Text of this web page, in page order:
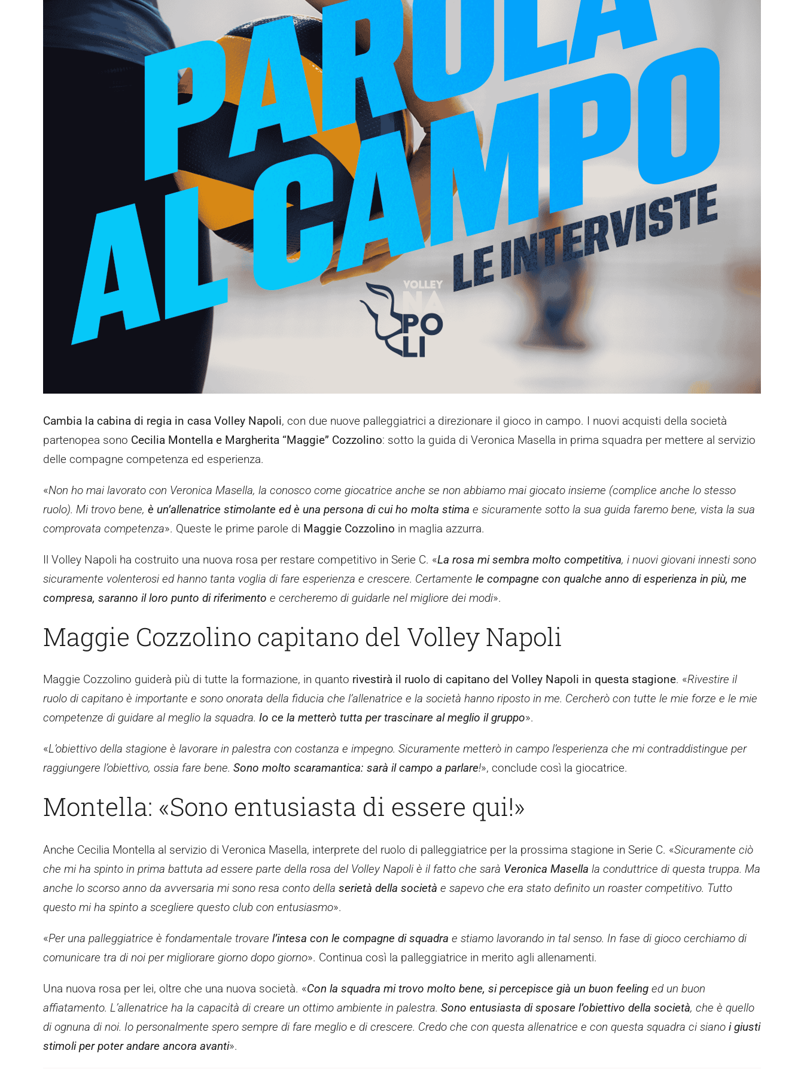
Cambia la cabina di regia in casa Volley Napoli, con due nuove palleggiatrici a direzionare il gioco in campo. I nuovi acquisti della società
partenopea sono Cecilia Montella e Margherita “Maggie” Cozzolino: sotto la guida di Veronica Masella in prima squadra per mettere al servizio
delle compagne competenza ed esperienza.
«Non ho mai lavorato con Veronica Masella, la conosco come giocatrice anche se non abbiamo mai giocato insieme (complice anche lo stesso
ruolo). Mi trovo bene, è un’allenatrice stimolante ed è una persona di cui ho molta stima e sicuramente sotto la sua guida faremo bene, vista la sua
comprovata competenza». Queste le prime parole di Maggie Cozzolino in maglia azzurra.
Il Volley Napoli ha costruito una nuova rosa per restare competitivo in Serie C. «La rosa mi sembra molto competitiva, i nuovi giovani innesti sono
sicuramente volenterosi ed hanno tanta voglia di fare esperienza e crescere. Certamente le compagne con qualche anno di esperienza in più, me
compresa, saranno il loro punto di riferimento e cercheremo di guidarle nel migliore dei modi».
Maggie Cozzolino capitano del Volley Napoli
Maggie Cozzolino guiderà più di tutte la formazione, in quanto rivestirà il ruolo di capitano del Volley Napoli in questa stagione. «Rivestire il
ruolo di capitano è importante e sono onorata della fiducia che l’allenatrice e la società hanno riposto in me. Cercherò con tutte le mie forze e le mie
competenze di guidare al meglio la squadra. Io ce la metterò tutta per trascinare al meglio il gruppo».
«L’obiettivo della stagione è lavorare in palestra con costanza e impegno. Sicuramente metterò in campo l’esperienza che mi contraddistingue per
raggiungere l’obiettivo, ossia fare bene. Sono molto scaramantica: sarà il campo a parlare!», conclude così la giocatrice.
Montella: «Sono entusiasta di essere qui!»
Anche Cecilia Montella al servizio di Veronica Masella, interprete del ruolo di palleggiatrice per la prossima stagione in Serie C. «Sicuramente ciò
che mi ha spinto in prima battuta ad essere parte della rosa del Volley Napoli è il fatto che sarà Veronica Masella la conduttrice di questa truppa. Ma
anche lo scorso anno da avversaria mi sono resa conto della serietà della società e sapevo che era stato definito un roaster competitivo. Tutto
questo mi ha spinto a scegliere questo club con entusiasmo».
«Per una palleggiatrice è fondamentale trovare l’intesa con le compagne di squadra e stiamo lavorando in tal senso. In fase di gioco cerchiamo di
comunicare tra di noi per migliorare giorno dopo giorno». Continua così la palleggiatrice in merito agli allenamenti.
Una nuova rosa per lei, oltre che una nuova società. «Con la squadra mi trovo molto bene, si percepisce già un buon feeling ed un buon
affiatamento. L’allenatrice ha la capacità di creare un ottimo ambiente in palestra. Sono entusiasta di sposare l’obiettivo della società, che è quello
di ognuna di noi. Io personalmente spero sempre di fare meglio e di crescere. Credo che con questa allenatrice e con questa squadra ci siano i giusti
stimoli per poter andare ancora avanti».